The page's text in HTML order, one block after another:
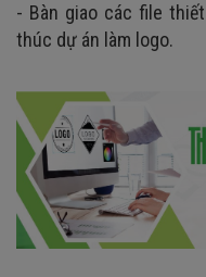
- Bàn giao các file
thúc dự án làm logo.